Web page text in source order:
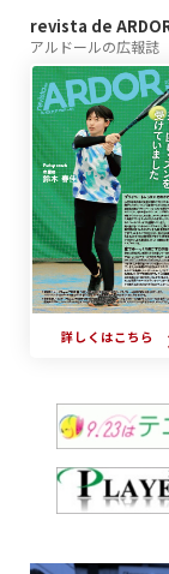
revista de
アルドールの広報誌
詳しくはこちら